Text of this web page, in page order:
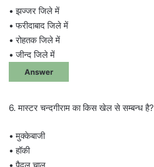
• झज्जर जिले में
• फरीदाबाद जिले में
• रोहतक जिले में
• जीन्द जिले में
Answer
6. मास्टर चन्दगीराम का किस खेल से सम्बन्ध है?
• मुक्केबाजी
• हॉकी